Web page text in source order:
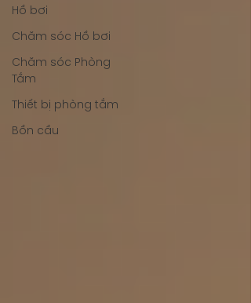
Hồ bơi
Chăm sóc Hồ bơi
Chăm sóc Phòng
Tắm
Thiết bị phòng tắm
Bồn cầu